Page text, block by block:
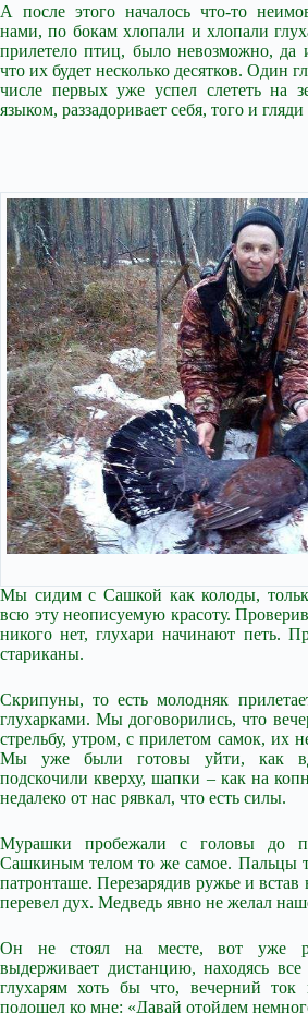
А после этого началось что-то
нами, по бокам хлопали и хлопали
прилетело птиц, было невозможно,
что их будет несколько десятков. Один
числе первых уже успел слететь на
языком, раззадоривает себя, того и
Мы сидим с Сашкой как колоды,
всю эту неописуемую красоту.
никого нет, глухари начинают петь.
стариканы.
Скрипуны, то есть молодняк
глухарками. Мы договорились, что
стрельбу, утром, с прилетом самок, их
Мы уже были готовы уйти, как
подскочили кверху, шапки – как на
недалеко от нас рявкал, что есть силы.
Мурашки пробежали с головы до
Сашкиным телом то же самое. Пальцы
патронташе. Перезарядив ружье и встав
перевел дух. Медведь явно не желал
Он не стоял на месте, вот уже
выдерживает дистанцию, находясь
глухарям хоть бы что, вечерний ток
подошел ко мне: «Давай отойдем